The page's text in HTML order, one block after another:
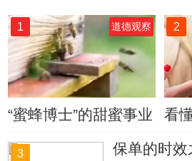
1 道德观察
“蜜蜂博士”的甜蜜事业
2
看
3 保单的时效